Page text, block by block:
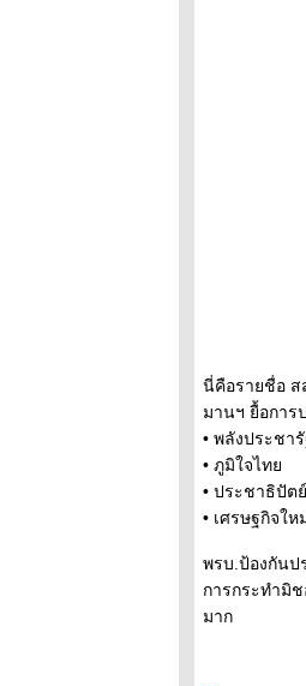
นี่คือรายชื่อ ส
มานฯ ยื้อการ
• พลังประชา
• ภูมิใจไท
• ประชาธิปัตย์
• เศรษฐกิจให
พรบ.ป้องกันป
การกระทำมิช
มาก